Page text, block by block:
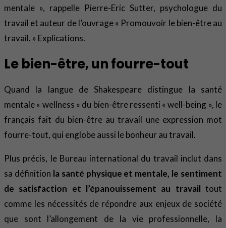
mentale », rappelle Pierre-Eric Sutter, psychologue du
travail et auteur de l’ouvrage « Promouvoir le bien-être au
travail. » Explications.
Le bien-être, un fourre-tout
Quand la langue de Shakespeare distingue la santé
mentale « wellness » du bien-être ressenti « well-being », le
français fait du bien-être au travail une expression mot
fourre-tout, qui englobe aussi le bonheur au travail.
Plus précis, le Bureau international du travail inclut dans
sa définition la santé physique et mentale, le sentiment
de satisfaction et l’épanouissement au travail tout
comme les nécessités de répondre aux enjeux de société
que sont l’allongement de la vie professionnelle, la